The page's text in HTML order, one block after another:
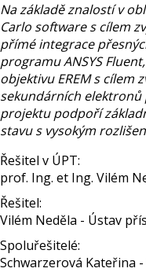
Na základě znalostí v
Carlo software s cílem
přímé integrace
programu ANSYS
objektivu EREM s cílem
sekundárních elektronů
projektu podpoří
stavu s vysokým
Řešitel v ÚPT:
prof. Ing. et Ing. Vilém
Řešitel:
Vilém Neděla - Ústav
Spoluřešitelé:
Schwarzerová Kateřina